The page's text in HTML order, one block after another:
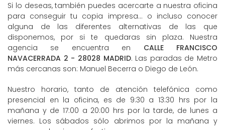
Si lo deseas, también puedes acercarte a nuestra oficina
para conseguir tu copia impresa... o incluso conocer
alguna de las diferentes alternativas de las que
disponemos, por si te quedaras sin plaza. Nuestra
agencia se encuentra en CALLE FRANCISCO
NAVACERRADA 2 - 28028 MADRID. Las paradas de Metro
más cercanas son: Manuel Becerra o Diego de León.
Nuestro horario, tanto de atención telefónica como
presencial en la oficina, es de 9:30 a 13:30 hrs por la
mañana y de 17:00 a 20:00 hrs por la tarde, de lunes a
viernes. Los sábados sólo abrimos por la mañana y